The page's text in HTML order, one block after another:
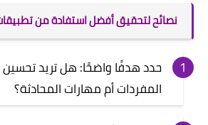
نصائح لتحقيق أفضل استفادة من تطبيقات
حدد هدفًا واضحًا: هل تريد تحسين
المفردات أم مهارات المحادثة؟